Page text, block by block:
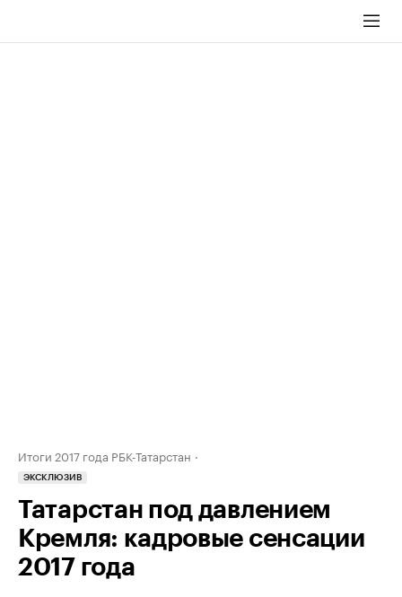
Итоги 2017 года РБК-Татарстан
ЭКСКЛЮЗИВ
Татарстан под давлением
Кремля: кадровые сенсации
2017 года